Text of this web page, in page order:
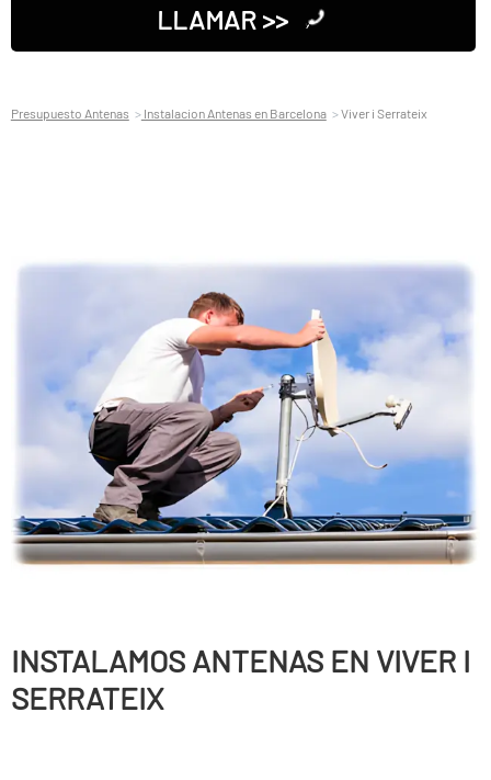
LLAMAR >>
Presupuesto Antenas Instalacion Antenas en Barcelona Viver i Serrateix
INSTALAMOS ANTENAS EN VIVER I
SERRATEIX